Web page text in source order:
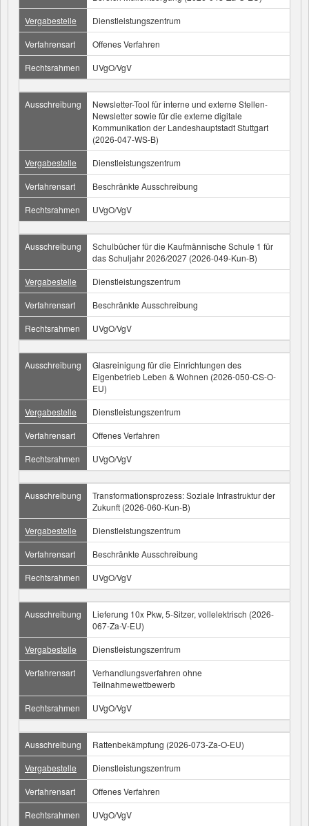
Vergabestelle
Dienstleistungszentrum
Verfahrensart
Offenes Verfahren
Rechtsrahmen
UVgO/VgV
Ausschreibung
Newsletter-Tool für interne und externe Stellen-
Newsletter sowie für die externe digitale
Kommunikation der Landeshauptstadt Stuttgart
(2026-047-WS-B)
Vergabestelle
Dienstleistungszentrum
Verfahrensart
Beschränkte Ausschreibung
Rechtsrahmen
UVgO/VgV
Ausschreibung
Schulbücher für die Kaufmännische Schule 1 für
das Schuljahr 2026/2027 (2026-049-Kun-B)
Vergabestelle
Dienstleistungszentrum
Verfahrensart
Beschränkte Ausschreibung
Rechtsrahmen
UVgO/VgV
Ausschreibung
Glasreinigung für die Einrichtungen des
Eigenbetrieb Leben & Wohnen (2026-050-CS-O-
EU)
Vergabestelle
Dienstleistungszentrum
Verfahrensart
Offenes Verfahren
Rechtsrahmen
UVgO/VgV
Ausschreibung
Transformationsprozess: Soziale Infrastruktur der
Zukunft (2026-060-Kun-B)
Vergabestelle
Dienstleistungszentrum
Verfahrensart
Beschränkte Ausschreibung
Rechtsrahmen
UVgO/VgV
Ausschreibung
Lieferung 10x Pkw, 5-Sitzer, vollelektrisch (2026-
067-Za-V-EU)
Vergabestelle
Dienstleistungszentrum
Verfahrensart
Verhandlungsverfahren ohne
Teilnahmewettbewerb
Rechtsrahmen
UVgO/VgV
Ausschreibung
Rattenbekämpfung (2026-073-Za-O-EU)
Vergabestelle
Dienstleistungszentrum
Verfahrensart
Offenes Verfahren
Rechtsrahmen
UVgO/VgV